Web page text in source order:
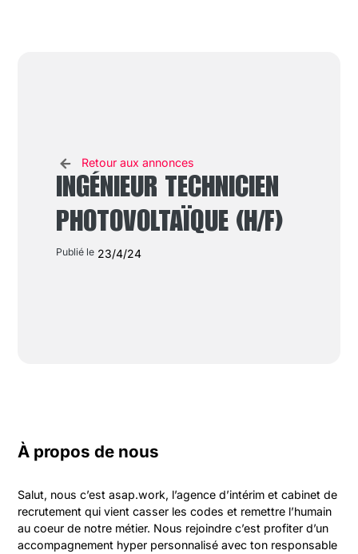
Retour aux annonces
INGÉNIEUR TECHNICIEN
PHOTOVOLTAÏQUE (H/F)
Publié le 23/4/24
À propos de nous
Salut, nous c’est asap.work, l’agence d’intérim et cabinet de
recrutement qui vient casser les codes et remettre l’humain
au coeur de notre métier. Nous rejoindre c’est profiter d’un
accompagnement hyper personnalisé avec ton responsable